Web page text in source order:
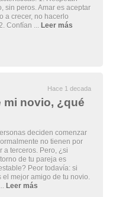
sin peros. Amar es aceptar
a crecer, no hacerlo
Confían ... Leer más
Hace 1 decada
mi novio, ¿qué
deciden comenzar
no tienen por
a terceros. Pero, ¿si
de tu pareja es
Peor todavía: si
el mejor amigo de tu novio.
Leer más